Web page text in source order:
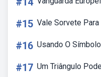
#15 Vale Sorvete
#16 Usando O
#17 Um Triângulo